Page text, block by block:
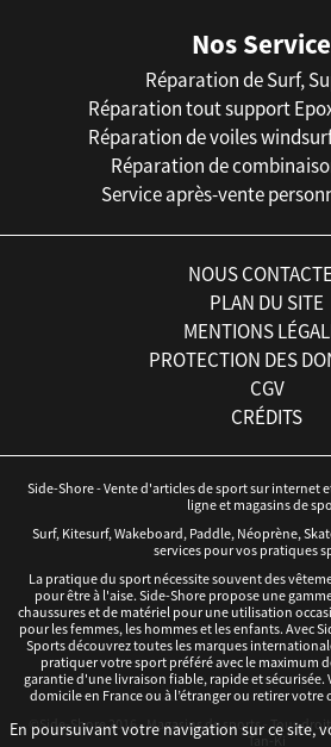
Nos
Réparation de Surf,
Réparation tout support
Réparation de voiles
Réparation de
Service après-vente
NOUS
PLAN DU SITE
MENTIONS
PROTECTION DES
CGV
CRÉDITS
Side-Shore - Vente d'articles de sport sur internet
ligne et magasins de
Surf, Kitesurf, Wakeboard, Paddle, Néoprène,
services pour vos pratiques
La pratique du sport nécessite souvent des
pour être à l'aise. Side-Shore propose une
chaussures et de matériel pour une utilisation
pour les femmes, les hommes et les enfants. Avec
Sports découvrez toutes les marques
pratiquer votre sport préféré avec le maximum
garantie d'une livraison fiable, rapide et sécurisée.
domicile en France ou à l’étranger ou retirer
©Side-Shore 2016 - Magasins de sports - Tous
Tan-Ki
En poursuivant votre navigation sur ce site,